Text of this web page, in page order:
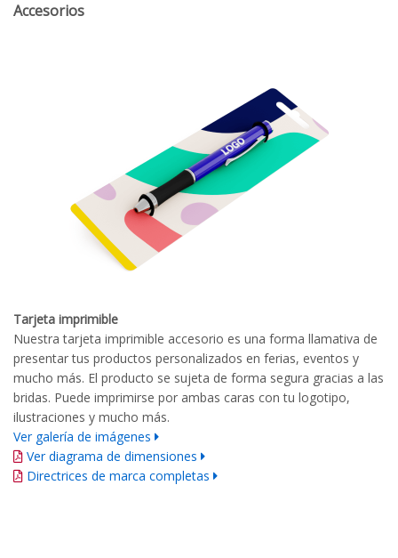
Accesorios
Tarjeta imprimible
Nuestra tarjeta imprimible accesorio es una forma llamativa de
presentar tus productos personalizados en ferias, eventos y
mucho más. El producto se sujeta de forma segura gracias a las
bridas. Puede imprimirse por ambas caras con tu logotipo,
ilustraciones y mucho más.
Ver galería de imágenes
Ver diagrama de dimensiones
Directrices de marca completas